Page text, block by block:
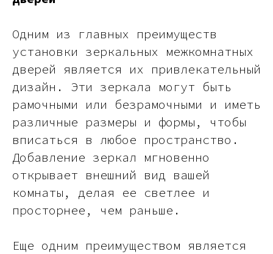
Одним из главных преимуществ
установки зеркальных межкомнатных
дверей является их привлекательный
дизайн. Эти зеркала могут быть
рамочными или безрамочными и иметь
различные размеры и формы, чтобы
вписаться в любое пространство.
Добавление зеркал мгновенно
открывает внешний вид вашей
комнаты, делая ее светлее и
просторнее, чем раньше.
Еще одним преимуществом является